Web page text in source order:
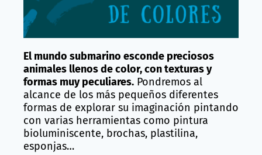
El mundo submarino esconde preciosos
animales llenos de color, con texturas y
formas muy peculiares. Pondremos al
alcance de los más pequeños diferentes
formas de explorar su imaginación pintando
con varias herramientas como pintura
bioluminiscente, brochas, plastilina,
esponjas…